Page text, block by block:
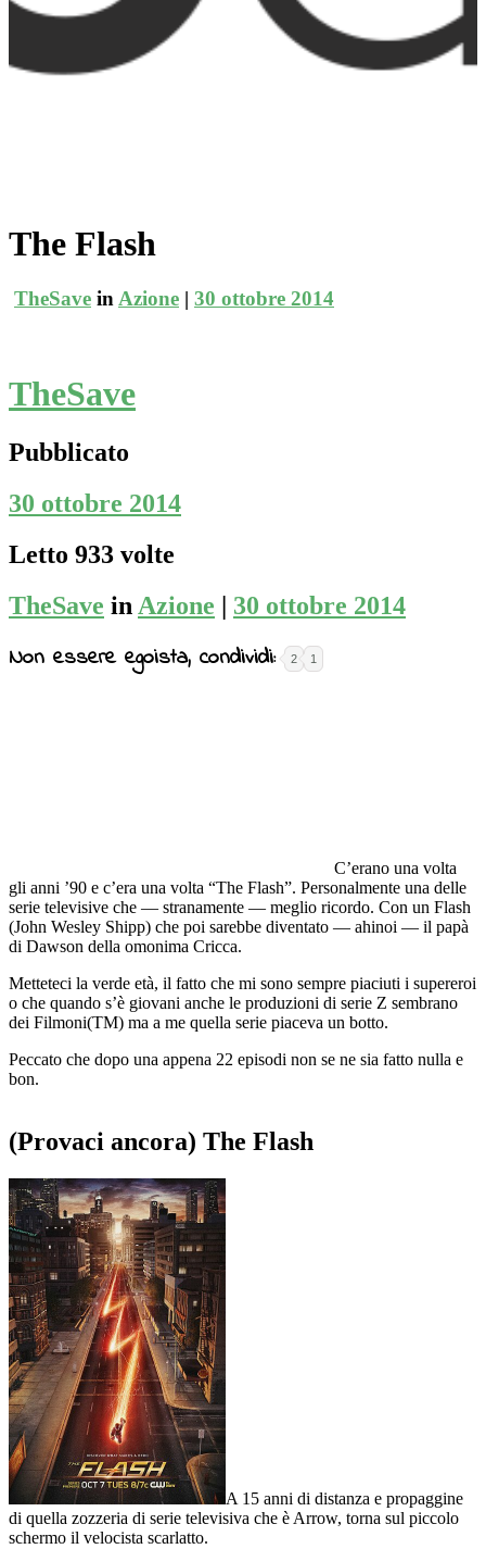
The Flash
TheSave inAzione | 30 ottobre 2014
TheSave
Pubblicato
30 ottobre 2014
Letto 933 volte
TheSave in Azione | 30 ottobre 2014
Non essere egoista, condividi: 2 1
C’erano una volta
gli anni ’90 e c’era una volta “The Flash”. Personalmente una delle
serie televisive che — stranamente — meglio ricordo. Con un Flash
(John Wesley Shipp) che poi sarebbe diventato — ahinoi — il papà
di Dawson della omonima Cricca.
Metteteci la verde età, il fatto che mi sono sempre piaciuti i supereroi
o che quando s’è giovani anche le produzioni di serie Z sembrano
dei Filmoni(TM) ma a me quella serie piaceva un botto.
Peccato che dopo una appena 22 episodi non se ne sia fatto nulla e
bon.
(Provaci ancora) The Flash
A 15 anni di distanza e propaggine
di quella zozzeria di serie televisiva che è Arrow, torna sul piccolo
schermo il velocista scarlatto.